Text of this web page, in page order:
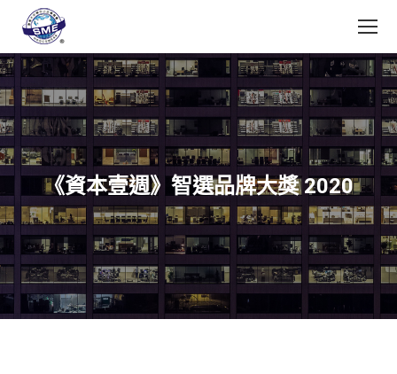
《資本壹週》智選品牌大獎 2020